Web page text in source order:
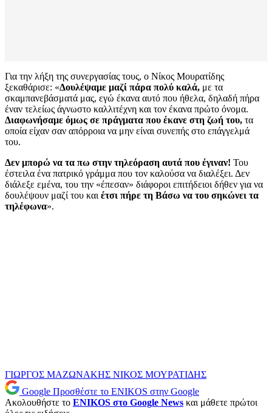
Για την λήξη της συνεργασίας τους, ο Νίκος Μουρατίδης
ξεκαθάρισε: «Δουλέψαμε μαζί πάρα πολύ καλά, με τα
σκαμπανεβάσματά μας, εγώ έκανα αυτό που ήθελα, δηλαδή πήρα
έναν τελείως άγνωστο καλλιτέχνη και τον έκανα πρώτο όνομα.
Διαφωνήσαμε όμως σε πράγματα που έκανε στη ζωή του, τα
οποία είχαν σαν απόρροια να μην είναι συνεπής στο επάγγελμά
του.
Δεν μπορώ να τα πω στην τηλεόραση αυτά που έγιναν! Του
έστειλα ένα πατρικό γράμμα που τον καλούσα να διαλέξει. Δεν
διάλεξε εμένα, του την «έπεσαν» διάφοροι επιτήδειοι δήθεν για να
δουλέψουν μαζί του και έτσι πήρε τη Βάσω να του σηκώνει τα
τηλέφωνα».
ΓΙΩΡΓΟΣ ΜΑΖΩΝΑΚΗΣ ΝΙΚΟΣ ΜΟΥΡΑΤΙΔΗΣ
Google Προσθέστε το ENIKOS στην Google
Ακολουθήστε το ENIKOS στο Google News και μάθετε πρώτοι